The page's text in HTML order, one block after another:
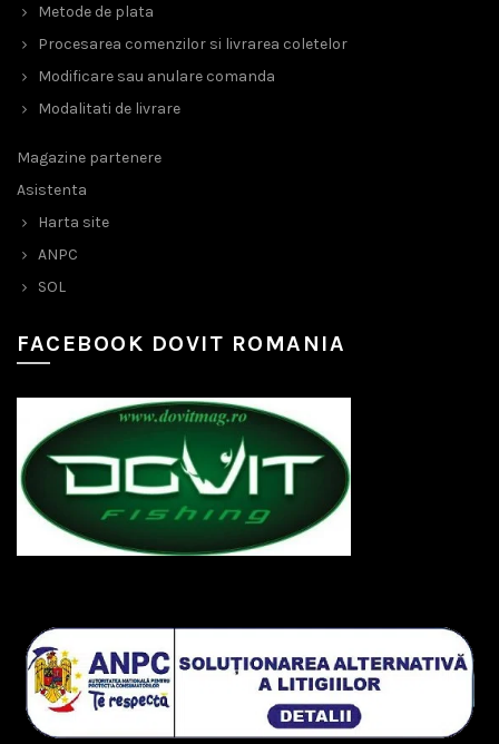
Metode de plata
Procesarea comenzilor si livrarea coletelor
Modificare sau anulare comanda
Modalitati de livrare
Magazine partenere
Asistenta
Harta site
ANPC
SOL
FACEBOOK DOVIT ROMANIA